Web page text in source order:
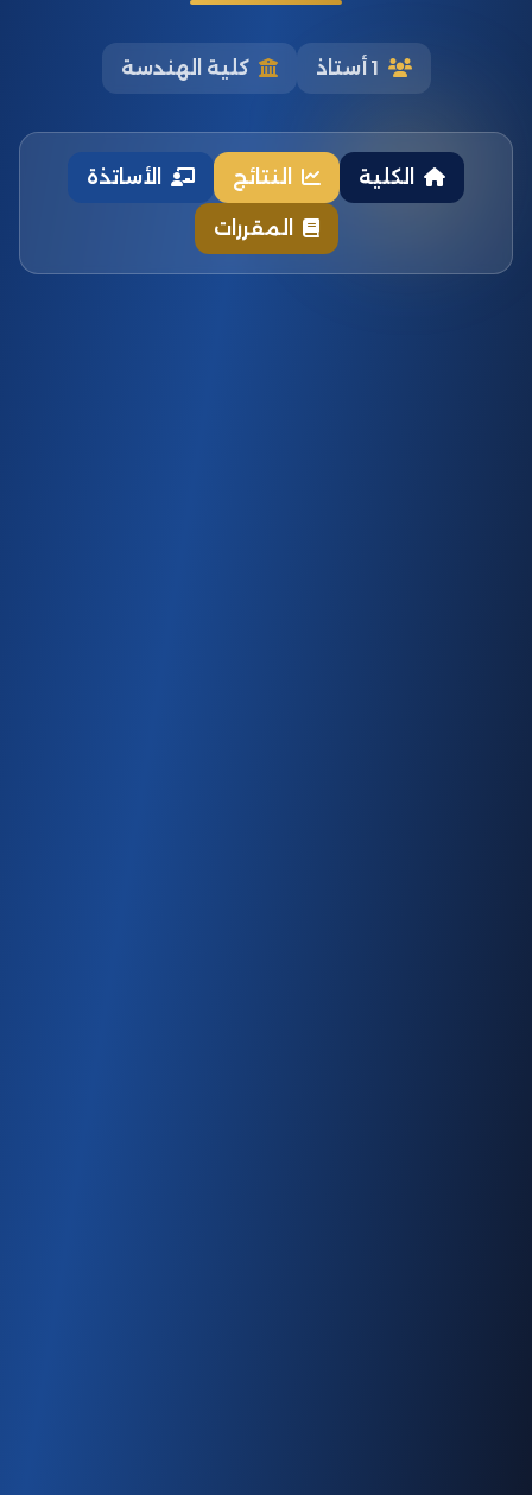
1 أستاذ كلية الهندسة
الكلية النتائج الأساتذة
المقررات